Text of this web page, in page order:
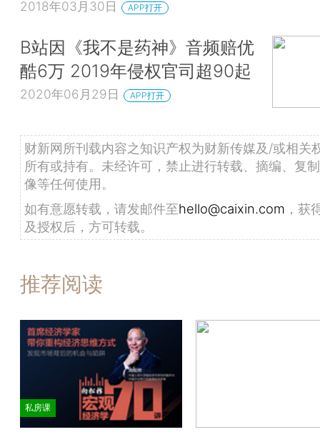
2018年03月30日 APP打开
B站因《我不是药神》音频赔优
酷6万 2019年侵权官司超90起
2020年06月29日 APP打开
财新网所刊载内容之知识产权为财新传媒及/或相关
所有或持有。未经许可，禁止进行转载、摘编、复
像等任何使用。
如有意愿转载，请发邮件至hello@caixin.com ，获
及授权后，方可转载。
推荐阅读
私房课